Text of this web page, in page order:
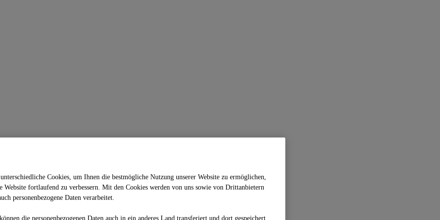
Cookies, um Ihnen die best­mögliche Nutzung unserer Website zu ermöglichen,
Website fortlaufend zu verbessern. Mit den Cookies werden von uns sowie von Drittanbietern
personenbezogene Daten verarbeitet.
die personenbezogenen Daten auch in ein anderes Land transferiert und dort gespeichert